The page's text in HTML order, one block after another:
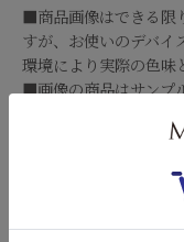
■商品画像はできる限
すが、お使いのデバイ
環境により実際の色味
■画像の商品はサンプ
素材
＞商品・キャンセルについ